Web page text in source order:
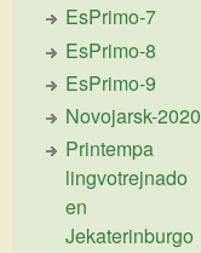
EsPrimo-7
EsPrimo-8
EsPrimo-9
Novojarsk-2020
Printempa
lingvotrejnado
en
Jekaterinburgo